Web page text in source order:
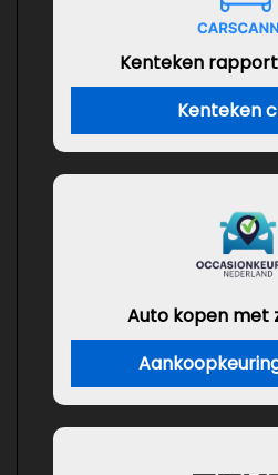
Kenteken
Kenteken
Auto kopen met